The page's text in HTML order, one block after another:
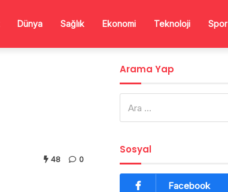
Dünya Sağlık Ekonomi Teknoloji Spor
48 0
Arama Yap
Sosyal
Facebook